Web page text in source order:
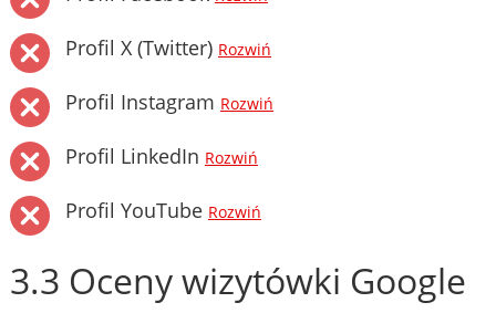
Profil X (Twitter) Rozwiń
Profil Instagram Rozwiń
Profil LinkedIn Rozwiń
Profil YouTube Rozwiń
3.3 Oceny wizytówki Google